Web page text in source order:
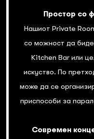
Простор со
Нашиот Private
со можност да
Kitchen Bar или
искуство. По
може да се
приспособи за
Современ